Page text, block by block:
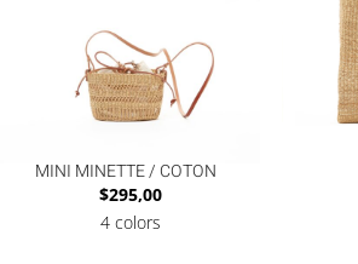
MINI MINETTE / COTON
$295,00
4 colors